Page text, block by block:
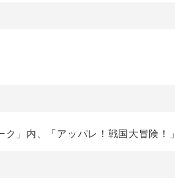
」内、「アッパレ！戦国大冒険！」